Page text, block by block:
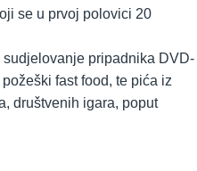
se u prvoj polovici 20
pripadnika DVD-
fast food, te pića iz
društvenih igara, poput